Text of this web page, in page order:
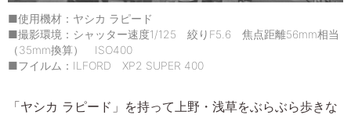
■使用機材：ヤシカ ラピード
■撮影環境：シャッター速度1/125 絞りF5.6 焦点距離56mm相当
（35mm換算） ISO400
■フイルム：ILFORD XP2 SUPER 400
「ヤシカ ラピード」を持って上野・浅草をぶらぶら歩きな